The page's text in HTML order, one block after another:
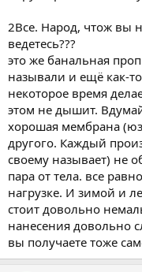
2Все. Народ, чтож вы
ведетесь???
это же банальная
называли и ещё как-
некоторое время
этом не дышит.
хорошая мембрана
другого. Каждый
своему называет) не
пара от тела. все
нагрузке. И зимой и
стоит довольно
нанесения довольно
вы получаете тоже